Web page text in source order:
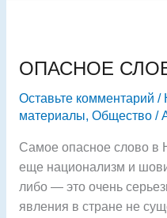
ОПАСНОЕ
Оставьте комментарий /
материалы, Общество/
Самое опасное слово в
еще национализм и
либо — это очень
явления в стране не